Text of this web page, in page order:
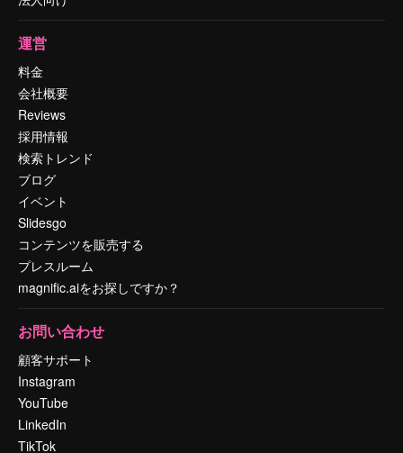
運営
料金
会社概要
Reviews
採用情報
検索トレンド
ブログ
イベント
Slidesgo
コンテンツを販売する
プレスルーム
magnific.aiをお探しですか？
お問い合わせ
顧客サポート
Instagram
YouTube
LinkedIn
TikTok